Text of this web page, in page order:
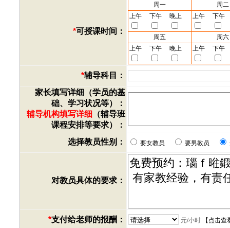
*可授课时间：
周一
周二
上午
下午 晚上 上午 下午
周五
周六
上午
下午 晚上 上午 下午
*辅导科目：
家长填写详细（学员的基
础、学习状况等）：
辅导机构填写详细 （辅导班
课程安排等要求）：
选择教员性别：
要女教员 要男教员
对教员具体的要求：
*支付给老师的报酬： 元/小时【 点击查